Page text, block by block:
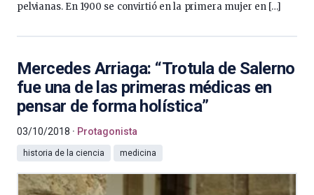
pelvianas. En 1900 se convirtió en la primera mujer en […]
Mercedes Arriaga: “Trotula de Salerno
fue una de las primeras médicas en
pensar de forma holística”
03/10/2018 Protagonista
historia de la ciencia medicina